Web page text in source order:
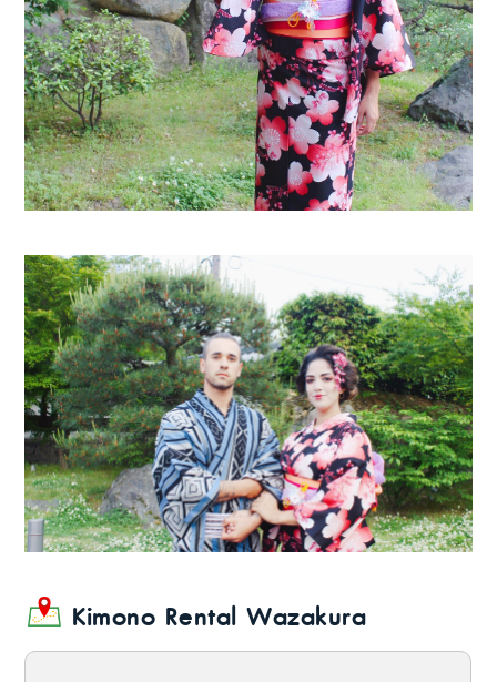
Kimono Rental Wazakura